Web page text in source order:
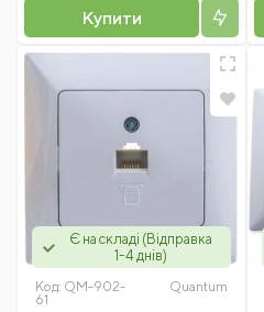
Купити
Є на складі (Відправка
1-4 днів)
Код: QM-902-
61
Quantum